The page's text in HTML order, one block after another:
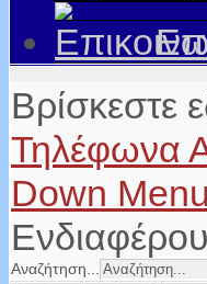
Βρίσκεστε
Τηλέφωνα
Down
Αναζήτηση...